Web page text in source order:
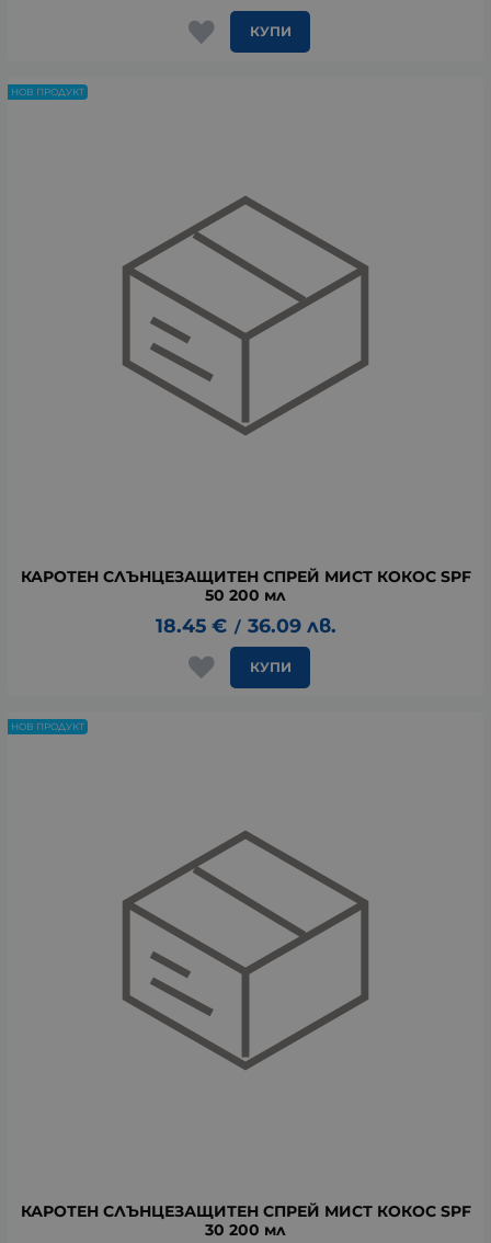
КУПИ
КАРОТЕН СЛЪНЦЕЗАЩИТЕН СПРЕЙ МИСТ КОКОС SPF
50 200 мл
18.45 € / 36.09 лв.
КУПИ
НОВ ПРОДУКТ
КАРОТЕН СЛЪНЦЕЗАЩИТЕН СПРЕЙ МИСТ КОКОС SPF
30 200 мл
НОВ ПРОДУКТ